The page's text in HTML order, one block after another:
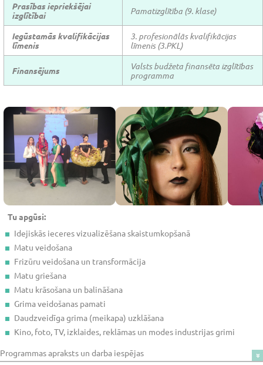
Prasības iepriekšējai
izglītībai
Pamatizglītība (9. klase)
Iegūstamās kvalifikācijas
līmenis
3. profesionālās kvalifikācijas
līmenis (3.PKL)
Finansējums
Valsts budžeta finansēta izglītības
programma
Tu apgūsi:
Idejiskās ieceres vizualizēšana skaistumkopšanā
Matu veidošana
Frizūru veidošana un transformācija
Matu griešana
Matu krāsošana un balināšana
Grima veidošanas pamati
Daudzveidīga grima (meikapa) uzklāšana
Kino, foto, TV, izklaides, reklāmas un modes industrijas grimi
Programmas apraksts un darba iespējas